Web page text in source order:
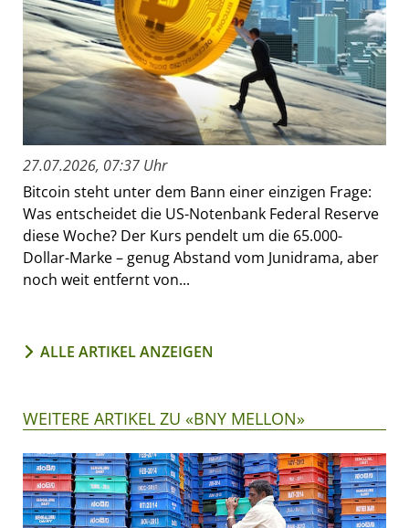
27.07.2026, 07:37 Uhr
Bitcoin steht unter dem Bann einer einzigen Frage:
Was entscheidet die US-Notenbank Federal Reserve
diese Woche? Der Kurs pendelt um die 65.000-
Dollar-Marke – genug Abstand vom Junidrama, aber
noch weit entfernt von...
ALLE ARTIKEL ANZEIGEN
WEITERE ARTIKEL ZU «BNY MELLON»